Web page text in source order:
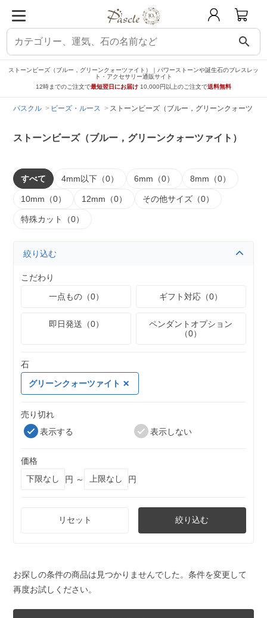
search
ストーンビーズ（ブルー，グリーンクォーツァイト）｜パワーストーンや誕生石のブレスレッ
ト・アクセサリー通販サイト
12時までのご注文で最短翌日にお届け 10,000円以上のご注文で送料無料
パスクル ビーズ・ルース ストーンビーズ（ブルー，グリーンクォーツァ
ストーンビーズ（ブルー，グリーンクォーツァイト）
すべて 4mm以下（0） 6mm（0） 8mm（0）
10mm（0） 12mm（0） その他サイズ（0）
特殊カット（0）
絞り込む
こだわり
一点もの（0）
ギフト対応（0）
即日発送（0）
ペンダントオプション
（0）
石
グリーンクォーツァイト
売り切れ
表示する
表示しない
価格
円 ～
円
リセット 絞り込む
お探しの条件の商品は見つかりませんでした。条件を変更して
再度お試しください。